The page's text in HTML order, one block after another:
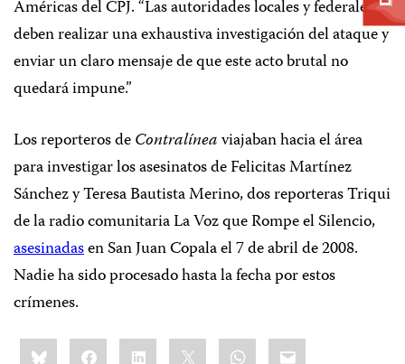
Américas del CPJ. “Las autoridades locales y federales
deben realizar una exhaustiva investigación del ataque y
enviar un claro mensaje de que este acto brutal no
quedará impune.”
Los reporteros deContralíneaviajaban hacia el área
para investigar los asesinatos de Felicitas Martínez
Sánchez y Teresa Bautista Merino, dos reporteras Triqui
de la radio comunitaria La Voz que Rompe el Silencio,
asesinadasen San Juan Copala el 7 de abril de 2008.
Nadie ha sido procesado hasta la fecha por estos
crímenes.
Share
this:BlueskyFacebookLinkedIn WhatsApp
Email